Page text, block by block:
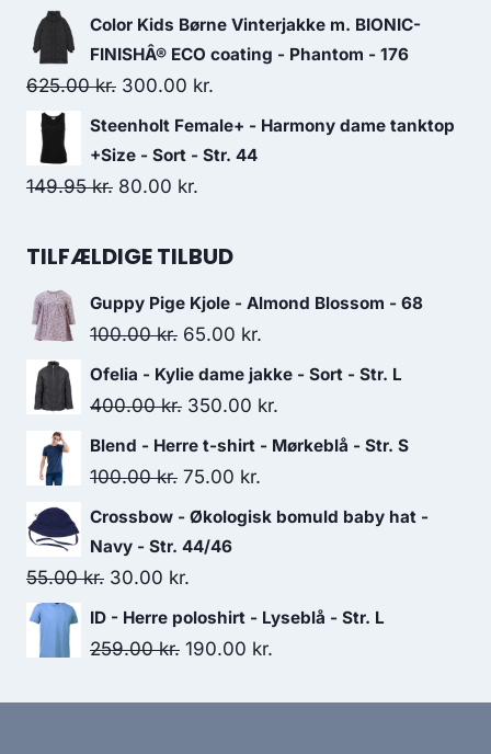
price
was:
200.00 kr..
price
is:
Color Kids Børne Vinterjakke m. BIONIC-
FINISHÂ® ECO coating - Phantom - 176
625.00kr. Original
price
was:
625.00 kr..
300.00 kr.
price
is:
Steenholt Female+ - Harmony dame tanktop
+Size - Sort - Str. 44
149.95kr. Original
was:
80.00 kr.
is:
TILFÆLDIGE TILBUD
Guppy Pige Kjole - Almond Blossom - 68
100.00kr. Original
price
was:
65.00 kr.
price
is:
65.00 kr..
Ofelia - Kylie dame jakke - Sort - Str. L
400.00kr. Original
price
was:
350.00 kr.
price
Blend - Herre t-shirt - Mørkeblå - Str. S
100.00kr. Original
price
was:
100.00 kr..
75.00 kr.
price
Crossbow - Økologisk bomuld baby hat -
Navy - Str. 44/46
55.00kr. Original
price
was:
30.00 kr.
price
is:
ID - Herre poloshirt - Lyseblå - Str. L
259.00kr. Original
190.00 kr.